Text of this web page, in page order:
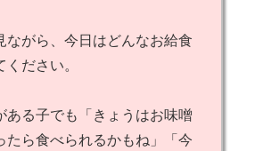
ながら、今日はどんなお給食
ださい。
ある子でも「きょうはお味噌
たら食べられるかもね」「今